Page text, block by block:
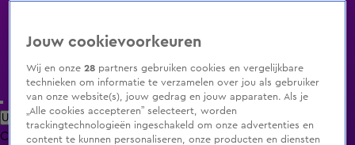
Uitzending Gemist Populaire programma's Zenders Genres
ClipsFilmsRadioSmart TV inlogShop
Jouw cookievoorkeuren
Wij en onze28 partners gebruiken cookies en vergelijkbare
technieken om informatie te verzamelen over jou als gebruiker
van onze website(s), jouw gedrag en jouw apparaten. Als je
„Alle cookies accepteren” selecteert, worden
trackingtechnologieën ingeschakeld om onze advertenties en
content te kunnen personaliseren, onze producten en diensten